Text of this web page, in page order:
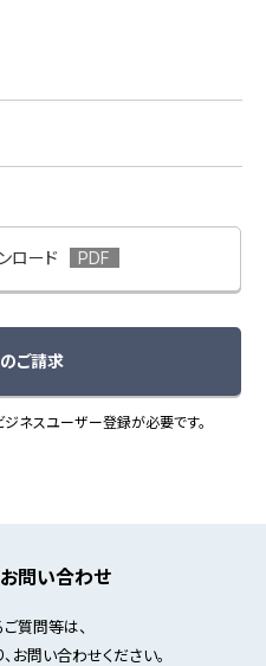
ロード
ご請求
ネスユーザー登録が必要です。
問い合わせ
質問等は、
お問い合わせください。